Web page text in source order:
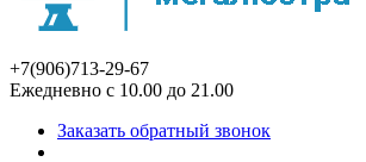
+7(906)713-29-67
Ежедневно с 10.00 до 21.00
Заказать обратный звонок